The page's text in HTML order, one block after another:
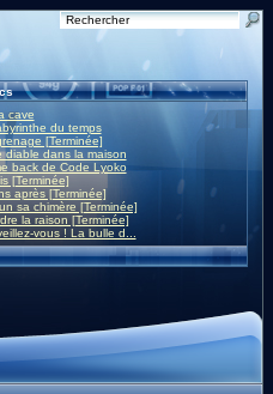
cave
du temps
[Terminée]
diable dans la maison
back de Code Lyoko
[Terminée]
après [Terminée]
sa chimère [Terminée]
la raison [Terminée]
vous ! La bulle d...